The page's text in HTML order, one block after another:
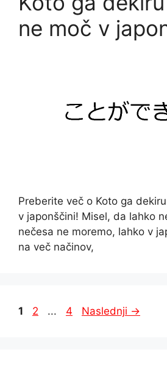
ne moč v
Preberite več o Koto ga
v japonščini! Misel, da lahko
nečesa ne moremo, lahko v
na več načinov,
Stran
1 Stran
2 ... Stran
4 Naslednji →